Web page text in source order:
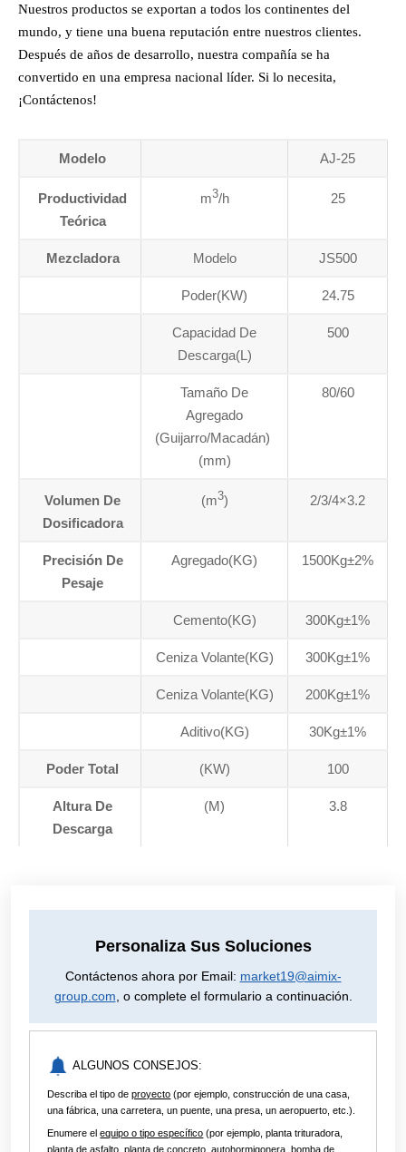
Nuestros productos se exportan a todos los continentes del
mundo, y tiene una buena reputación entre nuestros clientes.
Después de años de desarrollo, nuestra compañía se ha
convertido en una empresa nacional líder. Si lo necesita,
¡Contáctenos!
Modelo AJ-25
Productividad
Teórica
m3/h 25
Mezcladora Modelo JS500
Poder(KW) 24.75
Capacidad De
Descarga(L)
500
Tamaño De
Agregado
(Guijarro/Macadán)
(mm)
80/60
Volumen De
Dosificadora
(m3) 2/3/4×3.2
Precisión De
Pesaje
Agregado(KG) 1500Kg±2%
Cemento(KG) 300Kg±1%
Ceniza Volante(KG) 300Kg±1%
Ceniza Volante(KG) 200Kg±1%
Aditivo(KG) 30Kg±1%
Poder Total (KW) 100
Altura De
Descarga
(M) 3.8